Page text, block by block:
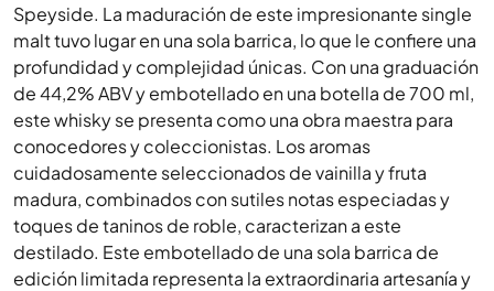
Speyside. La maduración de este impresionante single
malt tuvo lugar en una sola barrica, lo que le confiere una
profundidad y complejidad únicas. Con una graduación
de 44,2% ABV y embotellado en una botella de 700 ml,
este whisky se presenta como una obra maestra para
conocedores y coleccionistas. Los aromas
cuidadosamente seleccionados de vainilla y fruta
madura, combinados con sutiles notas especiadas y
toques de taninos de roble, caracterizan a este
destilado. Este embotellado de una sola barrica de
edición limitada representa la extraordinaria artesanía y